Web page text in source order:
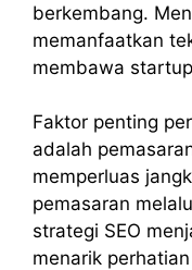
berkembang.
memanfaatkan
membawa
Faktor penting
adalah
memperluas
pemasaran
strategi SEO
menarik